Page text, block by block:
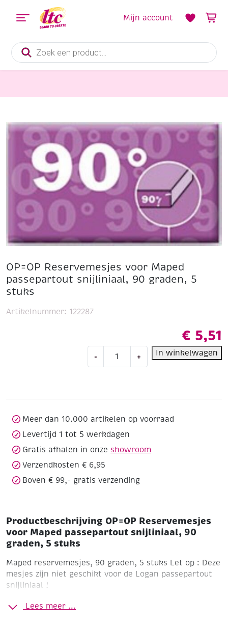
Producten
zoeken
Mijn account
OP=OP Reservemesjes voor Maped
passepartout snijliniaal, 90 graden, 5
stuks
€ 5,51
-
Reservemesjes
90
graden,
stuks
aantal
+ In winkelwagen
Artikelnummer: 122287
Meer dan 10.000 artikelen op voorraad
Levertijd 1 tot 5 werkdagen
Gratis afhalen in onze showroom
Verzendkosten € 6,95
Boven € 99,- gratis verzending
Productbeschrijving OP=OP Reservemesjes
voor Maped passepartout snijliniaal, 90
graden, 5 stuks
Maped reservemesjes, 90 graden, 5 stuks Let op : Deze
mesjes zijn niet geschikt voor de Logan passepartout
snijliniaal !
Lees meer ...